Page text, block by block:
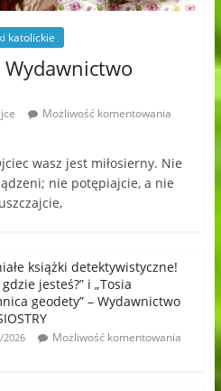
katolickie
Wydawnictwo
Możliwość komentowania
wasz jest miłosierny. Nie
nie potępiajcie, a nie
książki detektywistyczne!
gdzie jesteś?” i „Tosia
geodety” – Wydawnictwo
2026
Możliwość komentowania